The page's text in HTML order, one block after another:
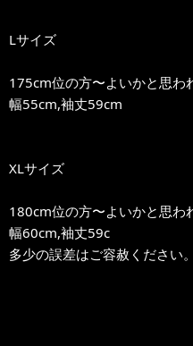
Lサイズ
175cm位の方〜よいかと思
幅55cm,袖丈59cm
XLサイズ
180cm位の方〜よいかと思
幅60cm,袖丈59c
多少の誤差はご容赦ください。